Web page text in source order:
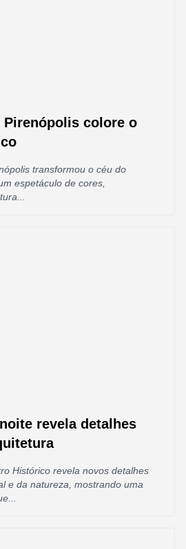
Pirenópolis colore o
transformou o céu do
espetáculo de cores,
revela detalhes
Histórico revela novos detalhes
e da natureza, mostrando uma